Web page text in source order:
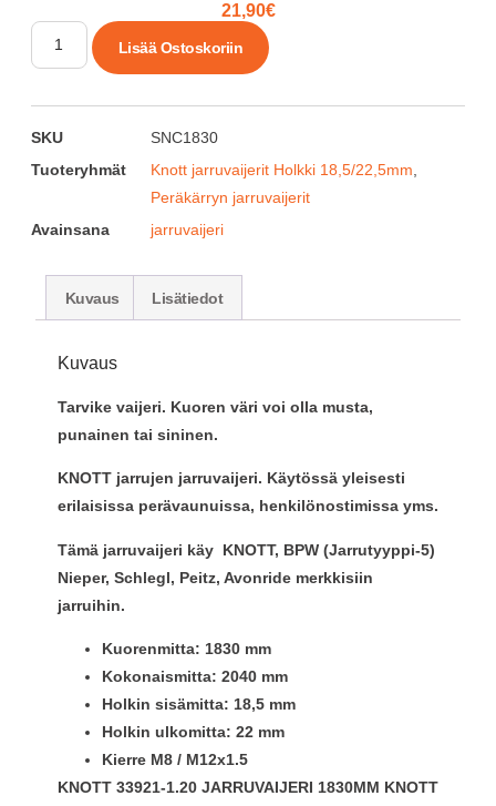
21,90€
Lisää Ostoskoriin
SKU
SNC1830
Tuoteryhmät
Knott jarruvaijerit Holkki 18,5/22,5mm,
Peräkärryn jarruvaijerit
Avainsana
jarruvaijeri
Kuvaus Lisätiedot
Kuvaus
Tarvike vaijeri. Kuoren väri voi olla musta,
punainen tai sininen.
KNOTT jarrujen jarruvaijeri. Käytössä yleisesti
erilaisissa perävaunuissa, henkilönostimissa yms.
Tämä jarruvaijeri käy KNOTT, BPW (Jarrutyyppi-5)
Nieper, Schlegl, Peitz, Avonride merkkisiin
jarruihin.
Kuorenmitta: 1830 mm
Kokonaismitta: 2040 mm
Holkin sisämitta: 18,5 mm
Holkin ulkomitta: 22 mm
Kierre M8 / M12x1.5
KNOTT 33921-1.20 JARRUVAIJERI 1830MM KNOTT